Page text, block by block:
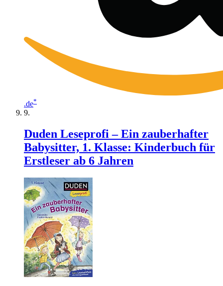
.de*
Duden Leseprofi – Ein zauberhafter
Babysitter, 1. Klasse: Kinderbuch für
Erstleser ab 6 Jahren